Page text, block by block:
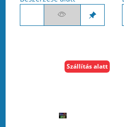
Szállítás alatt